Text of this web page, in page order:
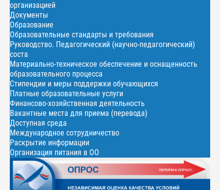
организацией
Документы
Образование
Образовательные стандарты и требования
Руководство. Педагогический (научно-педагогический)
соста
Материально-техническое обеспечение и оснащенность
образовательного процесса
Стипендии и меры поддержки обучающихся
Платные образовательные услуги
Финансово-хозяйственная деятельность
Вакантные места для приема (перевода)
Доступная среда
Международное сотрудничество
Раскрытие информации
Организация питания в ОО